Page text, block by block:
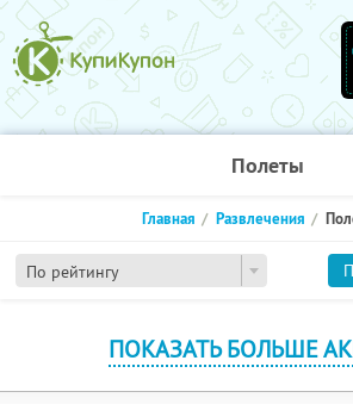
Полеты
По рейтингу
Главная Развлечения
ПОКАЗАТЬ БОЛЬШЕ